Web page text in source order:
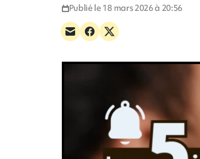
Publié le 18 mars 2026 à 20:56